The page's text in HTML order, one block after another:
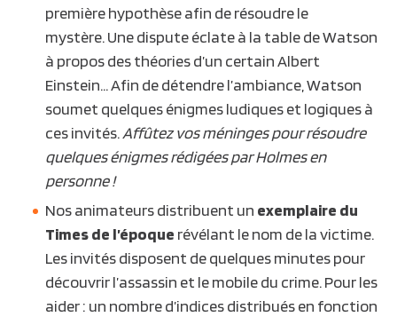
première hypothèse afin de résoudre le
mystère. Une dispute éclate à la table de Watson
à propos des théories d’un certain Albert
Einstein… Afin de détendre l’ambiance, Watson
soumet quelques énigmes ludiques et logiques à
ces invités.Affûtez vos méninges pour résoudre
quelques énigmes rédigées par Holmes en
personne !
Nos animateurs distribuent un exemplaire du
Times de l’époque révélant le nom de la victime.
Les invités disposent de quelques minutes pour
découvrir l’assassin et le mobile du crime. Pour les
aider : un nombre d’indices distribués en fonction